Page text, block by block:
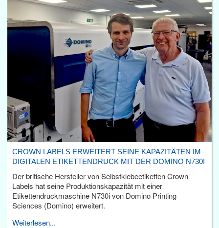
CROWN LABELS ERWEITERT SEINE KAPAZITÄTEN IM
DIGITALEN ETIKETTENDRUCK MIT DER DOMINO N730I
Der britische Hersteller von Selbstklebeetiketten Crown
Labels hat seine Produktionskapazität mit einer
Etikettendruckmaschine N730i von Domino Printing
Sciences (Domino) erweitert.
Weiterlesen...